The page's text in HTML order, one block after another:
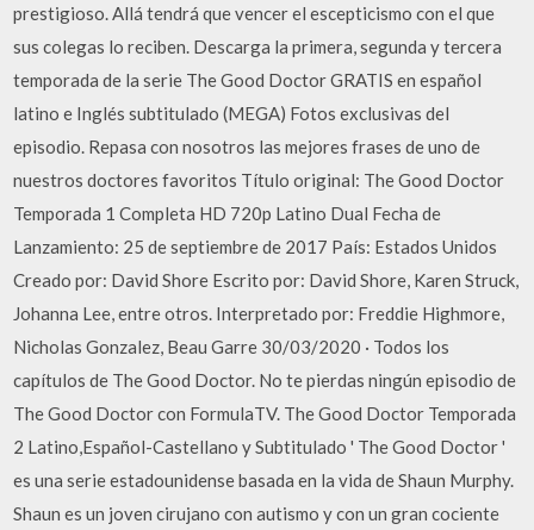
prestigioso. Allá tendrá que vencer el escepticismo con el que
sus colegas lo reciben. Descarga la primera, segunda y tercera
temporada de la serie The Good Doctor GRATIS en español
latino e Inglés subtitulado (MEGA) Fotos exclusivas del
episodio. Repasa con nosotros las mejores frases de uno de
nuestros doctores favoritos Título original: The Good Doctor
Temporada 1 Completa HD 720p Latino Dual Fecha de
Lanzamiento: 25 de septiembre de 2017 País: Estados Unidos
Creado por: David Shore Escrito por: David Shore, Karen Struck,
Johanna Lee, entre otros. Interpretado por: Freddie Highmore,
Nicholas Gonzalez, Beau Garre 30/03/2020 · Todos los
capítulos de The Good Doctor. No te pierdas ningún episodio de
The Good Doctor con FormulaTV. The Good Doctor Temporada
2 Latino,Español-Castellano y Subtitulado ' The Good Doctor '
es una serie estadounidense basada en la vida de Shaun Murphy.
Shaun es un joven cirujano con autismo y con un gran cociente